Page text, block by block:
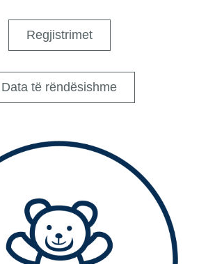
Regjistrimet
Data të rëndësishme